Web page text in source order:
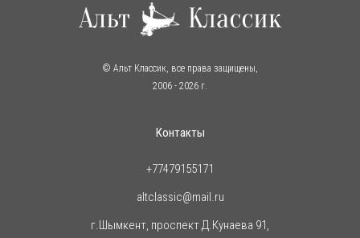
© Альт Классик, все права защищены,
2006 - 2026 г.
Контакты
+77479155171
altclassic@mail.ru
г.Шымкент, проспект Д.Кунаева 91,